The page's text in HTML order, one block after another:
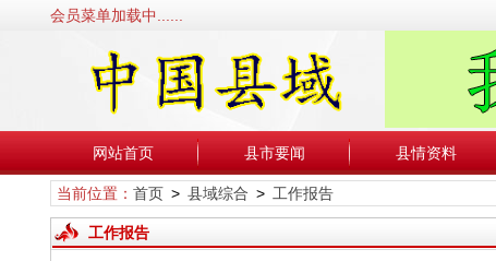
会员菜单加载中......
网站首页 县市要闻 县情资料
当前位置： 首页> 县域综合 > 工作报告
工作报告